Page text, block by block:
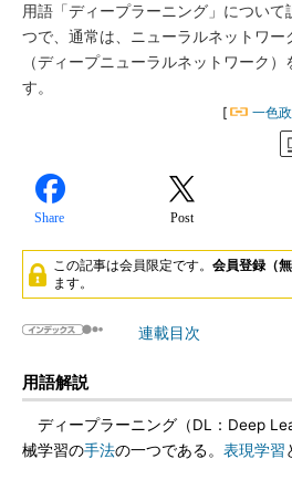
用語「ディープラーニング」につい
つで、通常は、ニューラルネットワ
（ディープニューラルネットワーク
す。
[ 一色
Share Post
この記事は会員限定です。 会員登録（無
ます。
連載目次
用語解説
ディープラーニング（DL：Deep
械学習の手法の一つである。 表現学習